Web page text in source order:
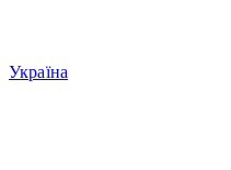
Україна